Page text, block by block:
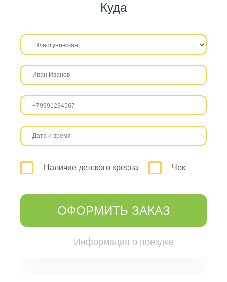
Куда
Наличие детского кресла Чек
ОФОРМИТЬ ЗАКАЗ
Информация о поездке